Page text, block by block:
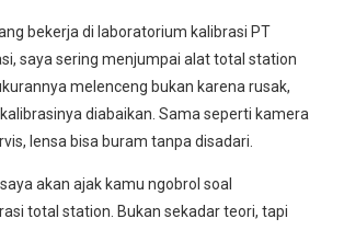
bekerja di laboratorium kalibrasi PT
saya sering menjumpai alat total station
melenceng bukan karena rusak,
diabaikan. Sama seperti kamera
lensa bisa buram tanpa disadari.
akan ajak kamu ngobrol soal
total station. Bukan sekadar teori, tapi